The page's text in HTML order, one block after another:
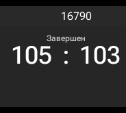
16790
Завершен
105 : 103